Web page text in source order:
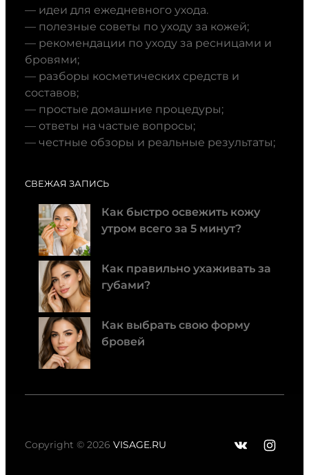
— идеи для ежедневного ухода.
— полезные советы по уходу за кожей;
— рекомендации по уходу за ресницами и
бровями;
— разборы косметических средств и
составов;
— простые домашние процедуры;
— ответы на частые вопросы;
— честные обзоры и реальные результаты;
СВЕЖАЯ ЗАПИСЬ
Как быстро освежить кожу
утром всего за 5 минут?
Как правильно ухаживать за
губами?
Как выбрать свою форму
бровей
Copyright © 2026 VISAGE.RU